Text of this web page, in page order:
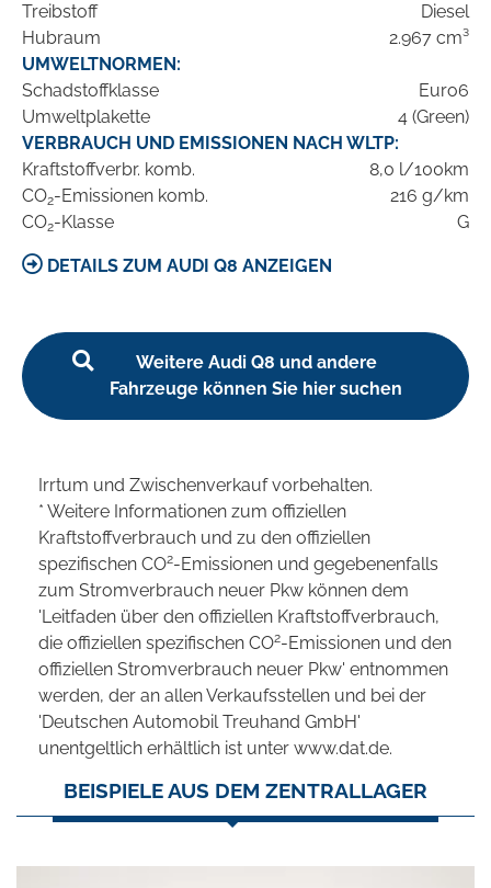
Treibstoff
Diesel
Hubraum
2.967 cm³
UMWELTNORMEN:
Schadstoffklasse
Euro6
Umweltplakette
4 (Green)
VERBRAUCH UND EMISSIONEN NACH WLTP:
Kraftstoffverbr. komb.
8,0 l/100km
CO2-Emissionen komb.
216 g/km
CO2-Klasse G
DETAILS ZUM AUDI Q8 ANZEIGEN
Weitere Audi Q8 und andere
Fahrzeuge können Sie hier suchen
Irrtum und Zwischenverkauf vorbehalten.
* Weitere Informationen zum offiziellen
Kraftstoffverbrauch und zu den offiziellen
spezifischen CO2-Emissionen und gegebenenfalls
zum Stromverbrauch neuer Pkw können dem
'Leitfaden über den offiziellen Kraftstoffverbrauch,
die offiziellen spezifischen CO2-Emissionen und den
offiziellen Stromverbrauch neuer Pkw' entnommen
werden, der an allen Verkaufsstellen und bei der
'Deutschen Automobil Treuhand GmbH'
unentgeltlich erhältlich ist unter www.dat.de.
BEISPIELE AUS DEM ZENTRALLAGER